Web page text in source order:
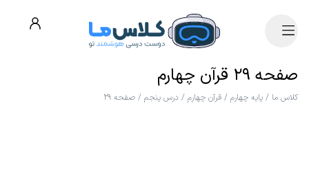
صفحه ۲۹ قرآن چهارم
کلاس ما / پایه چهارم / قرآن چهارم / درس پنجم / صفحه ۲۹